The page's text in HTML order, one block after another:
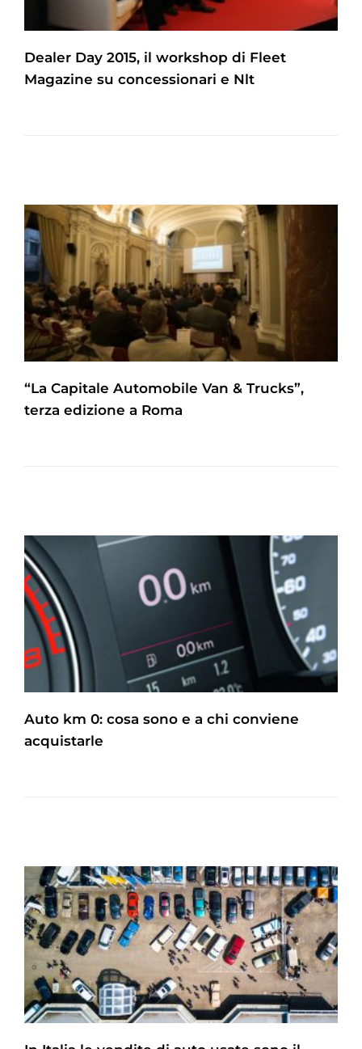
Dealer Day 2015, il workshop di Fleet
Magazine su concessionari e Nlt
“La Capitale Automobile Van & Trucks”,
terza edizione a Roma
Auto km 0: cosa sono e a chi conviene
acquistarle